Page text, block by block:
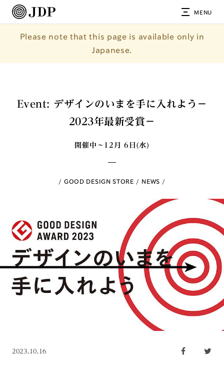
MENU
Please note that this page is available only in
Japanese.
Event: デザインのいまを手に入れよう－
2023年最新受賞－
開催中～12月 6日(水)
GOOD DESIGN STORE NEWS
2023.10.16